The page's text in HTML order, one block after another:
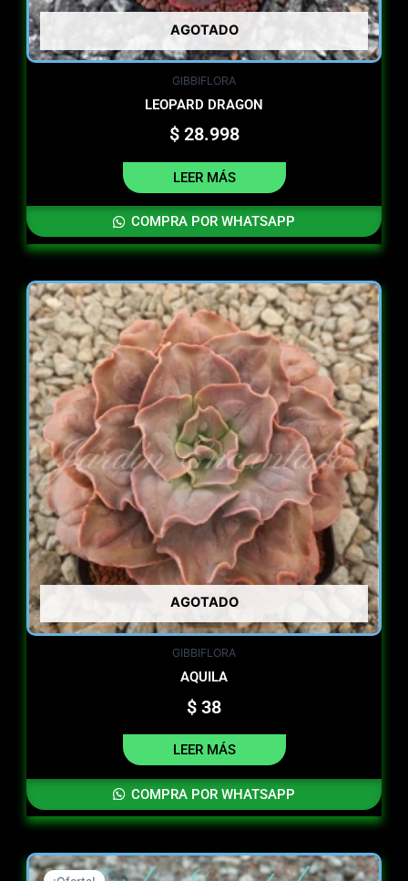
AGOTADO
GIBBIFLORA
LEOPARD DRAGON
$28.998
LEER MÁS
COMPRA POR WHATSAPP
AGOTADO
GIBBIFLORA
AQUILA
$ 38
LEER MÁS
COMPRA POR WHATSAPP
Original Current